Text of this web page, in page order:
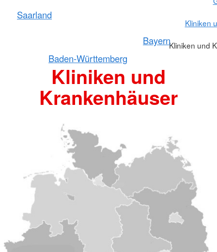
Kliniken
Kliniken und
Kliniken und
Krankenhäuser
Saarland
Baden-Württemberg
Bayern